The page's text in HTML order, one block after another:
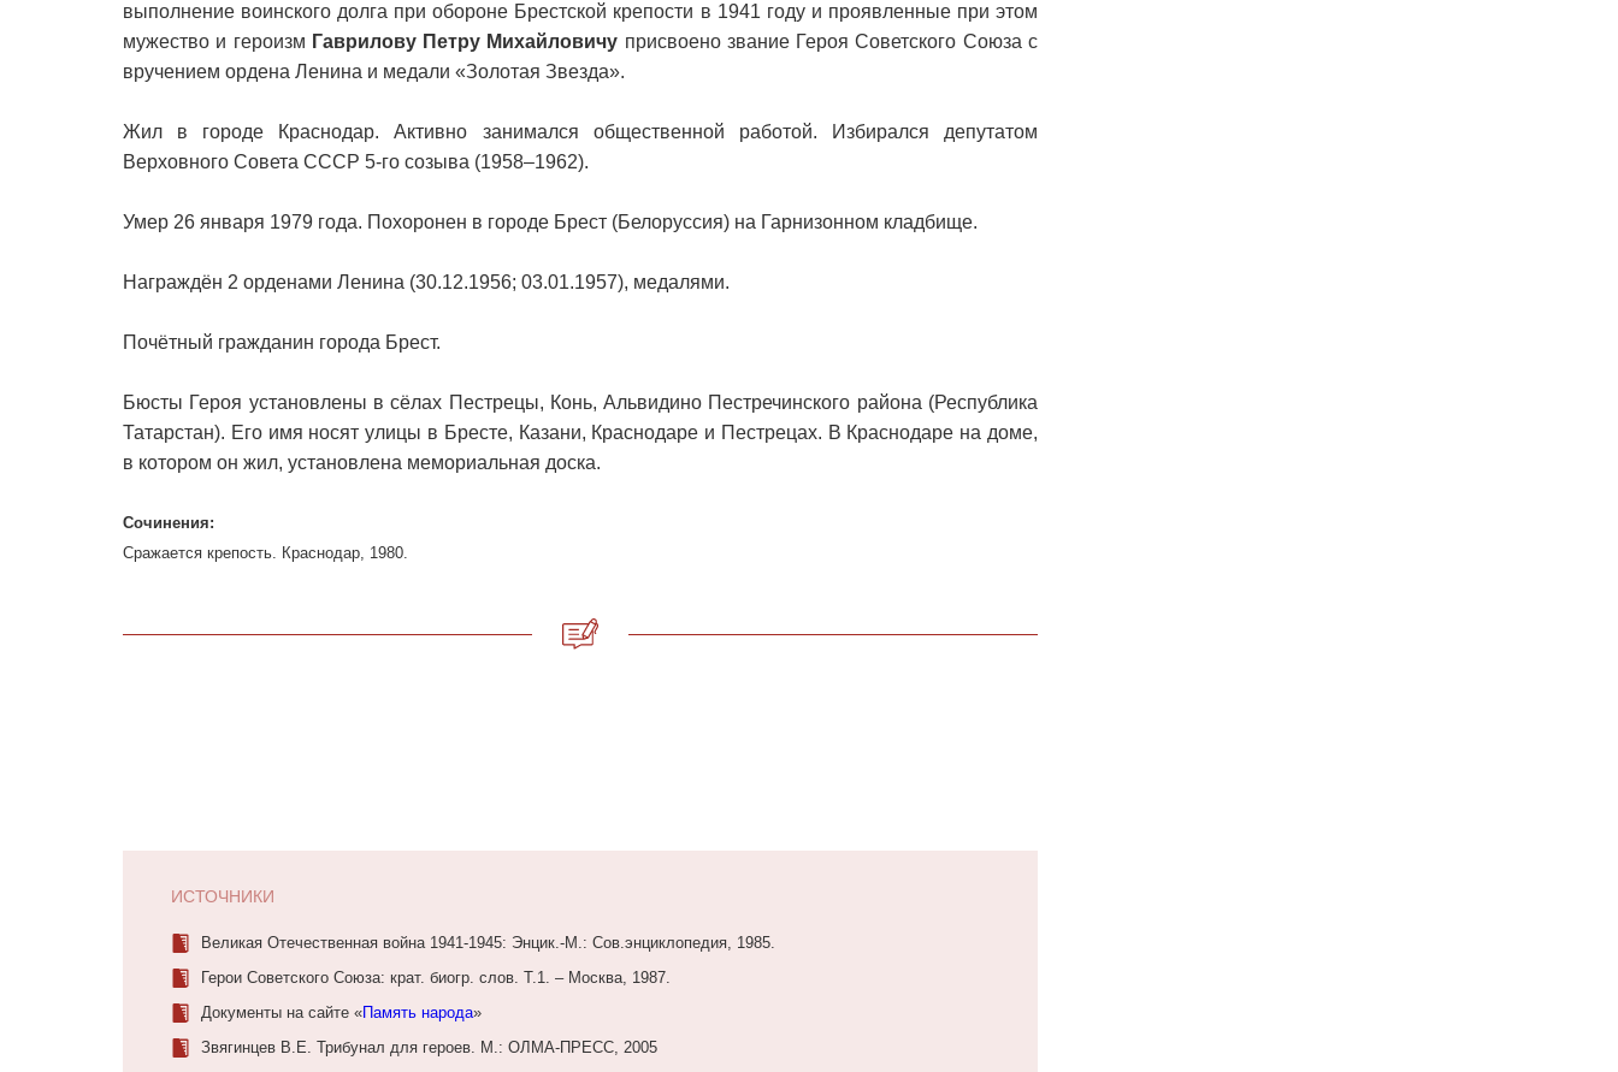
выполнение воинского долга при обороне Брестской крепости в 1941 году и проявленные при этом
мужество и героизм Гаврилову Петру Михайловичу присвоено звание Героя Советского Союза с
вручением ордена Ленина и медали «Золотая Звезда».
Жил в городе Краснодар. Активно занимался общественной работой. Избирался депутатом
Верховного Совета СССР 5-го созыва (1958–1962).
Умер 26 января 1979 года. Похоронен в городе Брест (Белоруссия) на Гарнизонном кладбище.
Награждён 2 орденами Ленина (30.12.1956; 03.01.1957), медалями.
Почётный гражданин города Брест.
Бюсты Героя установлены в сёлах Пестрецы, Конь, Альвидино Пестречинского района (Республика
Татарстан). Его имя носят улицы в Бресте, Казани, Краснодаре и Пестрецах. В Краснодаре на доме,
в котором он жил, установлена мемориальная доска.
Сочинения:
Сражается крепость. Краснодар, 1980.
ИСТОЧНИКИ
Великая Отечественная война 1941-1945: Энцик.-М.: Сов.энциклопедия, 1985.
Герои Советского Союза: крат. биогр. слов. Т.1. – Москва, 1987.
Документы на сайте «Память народа»
Звягинцев В.Е. Трибунал для героев. М.: ОЛМА-ПРЕСС, 2005